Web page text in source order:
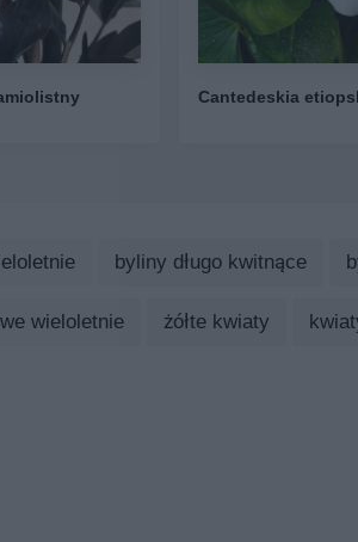
Cantedeskia
byliny długo kwitnące
wieloletnie żółte kwiaty